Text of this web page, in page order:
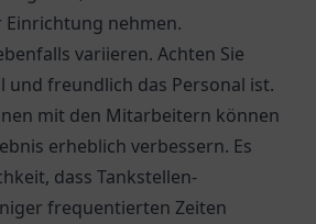
Einrichtung nehmen.
variieren. Achten Sie
und freundlich das Personal ist.
mit den Mitarbeitern können
erheblich verbessern. Es
dass Tankstellen-
frequentierten Zeiten